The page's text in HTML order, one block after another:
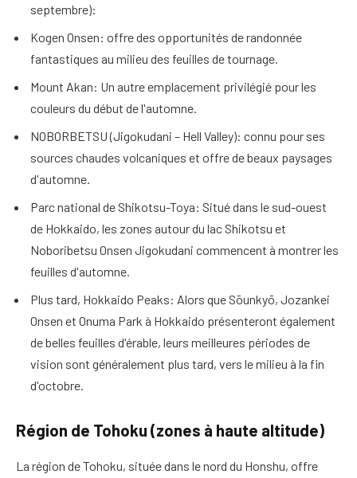
septembre):
Kogen Onsen: offre des opportunités de randonnée
fantastiques au milieu des feuilles de tournage.
Mount Akan: Un autre emplacement privilégié pour les
couleurs du début de l'automne.
NOBORBETSU (Jigokudani – Hell Valley): connu pour ses
sources chaudes volcaniques et offre de beaux paysages
d'automne.
Parc national de Shikotsu-Toya: Situé dans le sud-ouest
de Hokkaido, les zones autour du lac Shikotsu et
Noboribetsu Onsen Jigokudani commencent à montrer les
feuilles d'automne.
Plus tard, Hokkaido Peaks: Alors que Sōunkyō, Jozankei
Onsen et Onuma Park à Hokkaido présenteront également
de belles feuilles d'érable, leurs meilleures périodes de
vision sont généralement plus tard, vers le milieu à la fin
d'octobre.
Région de Tohoku (zones à haute altitude)
La région de Tohoku, située dans le nord du Honshu, offre